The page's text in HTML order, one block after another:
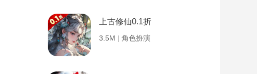
上古修仙0.1折
3.5M | 角色扮演